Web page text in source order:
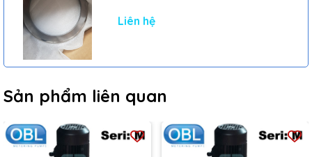
Liên hệ
Sản phẩm liên quan